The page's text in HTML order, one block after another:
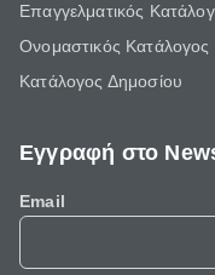
Επαγγελματικός
Ονομαστικός Κατάλογος
Κατάλογος Δημοσίου
Εγγραφή στο
Email